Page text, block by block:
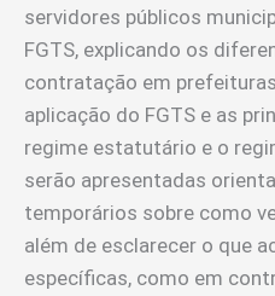
servidores públicos
FGTS, explicando os
contratação em
aplicação do FGTS e as
regime estatutário e o
serão apresentadas
temporários sobre como
além de esclarecer o que
específicas, como em